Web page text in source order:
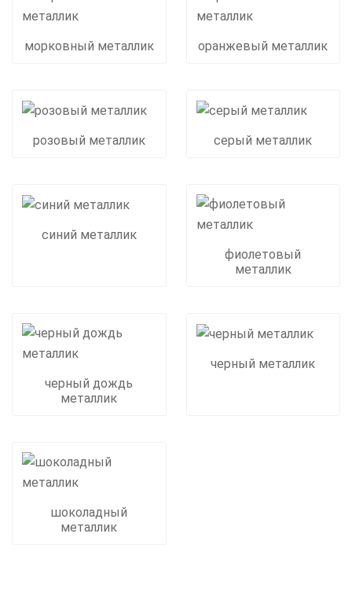
морковный металлик оранжевый металлик
розовый металлик серый металлик
синий металлик
фиолетовый
металлик
черный дождь
металлик
черный металлик
шоколадный
металлик